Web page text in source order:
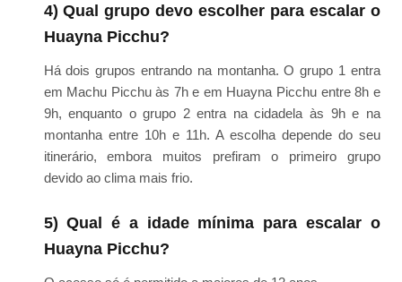
4) Qual grupo devo escolher para escalar o
Huayna Picchu?
Há dois grupos entrando na montanha. O grupo 1 entra
em Machu Picchu às 7h e em Huayna Picchu entre 8h e
9h, enquanto o grupo 2 entra na cidadela às 9h e na
montanha entre 10h e 11h. A escolha depende do seu
itinerário, embora muitos prefiram o primeiro grupo
devido ao clima mais frio.
5) Qual é a idade mínima para escalar o
Huayna Picchu?